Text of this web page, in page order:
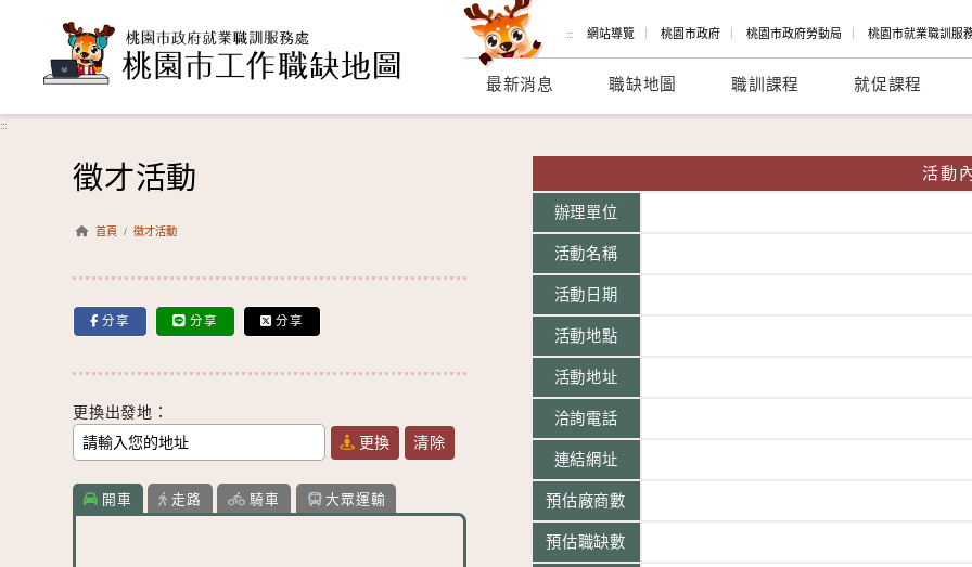
::: 網站導覽 桃園市政府 桃園市政府勞動局 桃園市就業職訓服
最新消息 職缺地圖 職訓課程 就促課程
:::
徵才活動
首頁 / 徵才活動
分享 分享 分享
更換出發地：
更換
清除
開車 走路 騎車 大眾運輸
活動
辦理單位
活動名稱
活動日期
活動地點
活動地址
洽詢電話
連結網址
預估廠商數
預估職缺數